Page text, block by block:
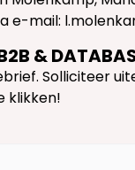
e-mail:
&
Solliciteer
klikken!